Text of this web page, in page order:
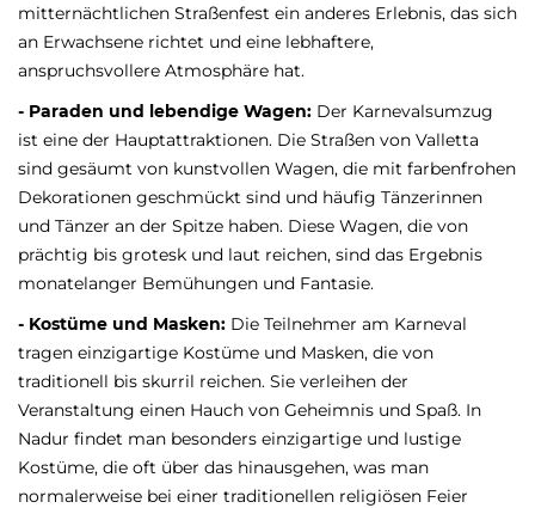
mitternächtlichen Straßenfest ein anderes Erlebnis, das sich
an Erwachsene richtet und eine lebhaftere,
anspruchsvollere Atmosphäre hat.
- Paraden und lebendige Wagen: Der Karnevalsumzug
ist eine der Hauptattraktionen. Die Straßen von Valletta
sind gesäumt von kunstvollen Wagen, die mit farbenfrohen
Dekorationen geschmückt sind und häufig Tänzerinnen
und Tänzer an der Spitze haben. Diese Wagen, die von
prächtig bis grotesk und laut reichen, sind das Ergebnis
monatelanger Bemühungen und Fantasie.
- Kostüme und Masken: Die Teilnehmer am Karneval
tragen einzigartige Kostüme und Masken, die von
traditionell bis skurril reichen. Sie verleihen der
Veranstaltung einen Hauch von Geheimnis und Spaß. In
Nadur findet man besonders einzigartige und lustige
Kostüme, die oft über das hinausgehen, was man
normalerweise bei einer traditionellen religiösen Feier